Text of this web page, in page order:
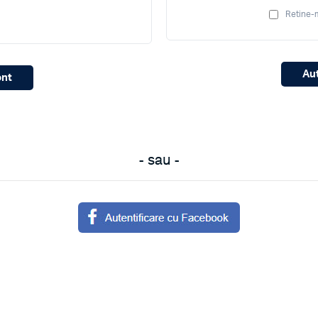
Retine-
- sau -